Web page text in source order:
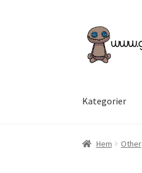
Hoppa
till
navigering
Hoppa
till
innehåll
Kategorier
Hem Other